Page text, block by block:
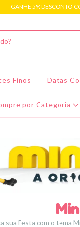
GANHE 5% DESCONTO
Finos Datas
por Categoria
sua Festa com o tema